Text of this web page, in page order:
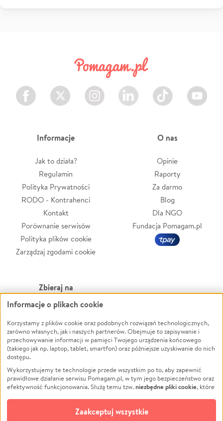
Facebook Twitter Instagram LinkedIn TikTok Youtube
Informacje
Jak to działa?
Regulamin
Polityka Prywatności
RODO - Kontrahenci
Kontakt
Porównanie serwisów
Polityka plików cookie
Zarządzaj zgodami cookie
O nas
Opinie
Raporty
Za darmo
Blog
Dla NGO
Fundacja Pomagam.pl
Zbieraj na
Leczenie
Zwierzęta
Pożar
Ukraina
Pomoc Finansowa
Projekty
Pogrzeb
Społeczność lokalna
Powódź
Wichura
NGO
Edukacja
Podróż
Impreza
Ochrona środowiska
Informacje o plikach cookie
Korzystamy z plików cookie oraz podobnych rozwiązań technologicznych,
zarówno własnych, jak i naszych partnerów. Obejmuje to zapisywanie i
przechowywanie informacji w pamięci Twojego urządzenia końcowego
(takiego jak np. laptop, tablet, smartfon) oraz późniejsze uzyskiwanie do nich
dostępu.
Wykorzystujemy te technologie przede wszystkim po to, aby zapewnić
prawidłowe działanie serwisu Pomagam.pl, w tym jego bezpieczeństwo oraz
efektywność funkcjonowania. Służą temu tzw.niezbędne pliki cookie, które
opcjonalnych plików cookie
technologii do celów analitycznych i retargetingowych. Możesz wyrazić
Zaakceptuj wszystkie